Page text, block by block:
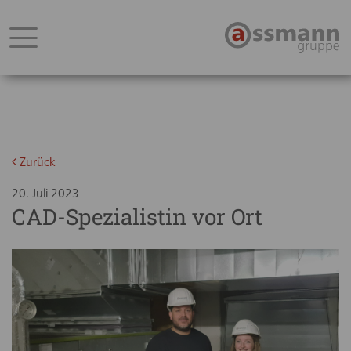
Zurück
20. Juli 2023
CAD-Spezialistin vor Ort